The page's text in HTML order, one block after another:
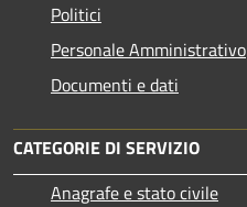
Politici
Personale Amministrativo
Documenti e dati
CATEGORIE DI SERVIZIO
Anagrafe e stato civile